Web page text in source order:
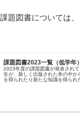
題図書については
課題図書2023一覧（低学年）
2023年度の課題図書が発表され
生が、新しく出版された本の中か
を得られたり新たな知識を得られ